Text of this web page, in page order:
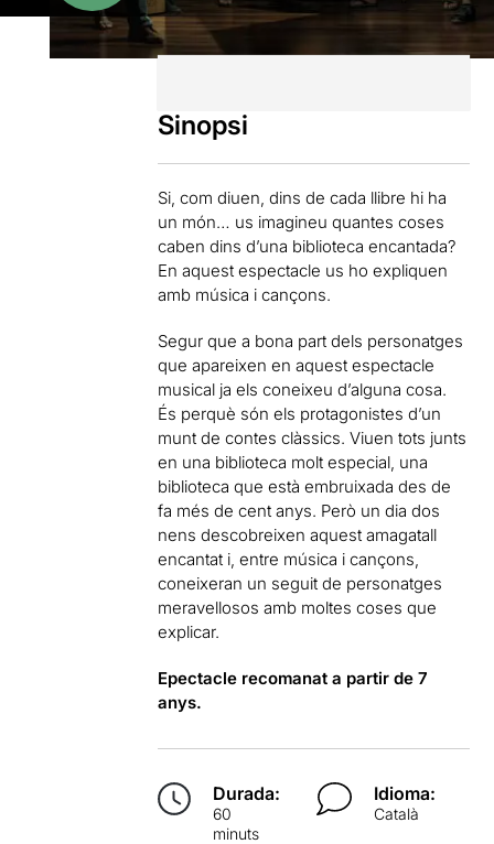
Sinopsi
Si, com diuen, dins de cada llibre hi ha
un món… us imagineu quantes coses
caben dins d’una biblioteca encantada?
En aquest espectacle us ho expliquen
amb música i cançons.
Segur que a bona part dels personatges
que apareixen en aquest espectacle
musical ja els coneixeu d’alguna cosa.
És perquè són els protagonistes d’un
munt de contes clàssics. Viuen tots junts
en una biblioteca molt especial, una
biblioteca que està embruixada des de
fa més de cent anys. Però un dia dos
nens descobreixen aquest amagatall
encantat i, entre música i cançons,
coneixeran un seguit de personatges
meravellosos amb moltes coses que
explicar.
Epectacle recomanat a partir de 7
anys.
Durada:
60
minuts
Idioma:
Català